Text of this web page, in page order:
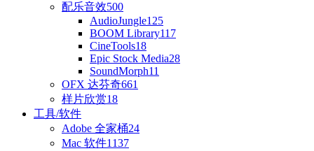
配乐音效500
AudioJungle125
BOOM Library117
CineTools18
Epic Stock Media28
SoundMorph11
OFX 达芬奇661
样片欣赏18
工具/软件
Adobe 全家桶24
Mac 软件1137